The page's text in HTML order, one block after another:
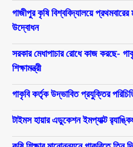
গাজীপুর কৃষি বিশ্ববিদ্যালয়ে
উদ্বোধন
সরকার মেধাপাচার রোধে কাজ করছে-
শিক্ষামন্ত্রী
গাকৃবি কর্তৃক উদ্ভাবিত প্রযুক্তির
টাইমস হায়ার এডুকেশন ইমপ্যাক্ট